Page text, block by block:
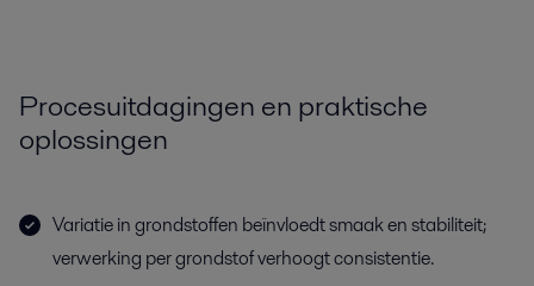
Procesuitdagingen en praktische
oplossingen
Variatie in grondstoffen beïnvloedt smaak en stabiliteit;
verwerking per grondstof verhoogt consistentie.